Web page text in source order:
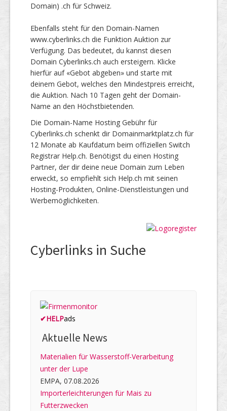
Domain) .ch für Schweiz.
Ebenfalls steht für den Domain-Namen
www.cyberlinks.ch die Funktion Auktion zur
Verfügung. Das bedeutet, du kannst diesen
Domain Cyberlinks.ch auch ersteigern. Klicke
hierfür auf «Gebot abgeben» und starte mit
deinem Gebot, welches den Mindestpreis erreicht,
die Auktion. Nach 10 Tagen geht der Domain-
Name an den Höchstbietenden.
Die Domain-Name Hosting Gebühr für
Cyberlinks.ch schenkt dir Domainmarktplatz.ch für
12 Monate ab Kaufdatum beim offiziellen Switch
Registrar Help.ch. Benötigst du einen Hosting
Partner, der dir deine neue Domain zum Leben
erweckt, so empfiehlt sich Help.ch mit seinen
Hosting-Produkten, Online-Dienstleistungen und
Werbemöglichkeiten.
Cyberlinks in Suche
✔HELPads
Aktuelle News
Materialien für Wasserstoff-Verarbeitung
unter der Lupe
EMPA, 07.08.2026
Importerleichterungen für Mais zu
Futterzwecken